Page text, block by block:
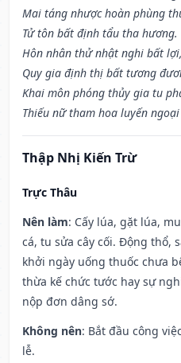
Mai táng nhược hoàn phùng
Tử tôn bất định tẩu tha hương.
Hôn nhân thử nhật nghi bất lợi,
Quy gia định thị bất tương
Khai môn phóng thủy gia tu
Thiếu nữ tham hoa luyến
Thập Nhị Kiến Trừ
Trực Thâu
Nên làm: Cấy lúa, gặt lúa,
cá, tu sửa cây cối. Động thổ,
khởi ngày uống thuốc chưa
thừa kế chức tước hay sự
nộp đơn dâng sớ.
Không nên: Bắt đầu công
lễ.